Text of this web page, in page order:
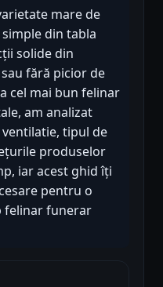
mare de
din tabla
solide din
fără picior de
cel mai bun felinar
am analizat
tipul de
produselor
iar acest ghid îți
pentru o
felinar funerar